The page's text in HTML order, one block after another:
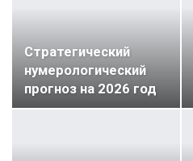
Стратегический
нумерологический
прогноз на 2026 год